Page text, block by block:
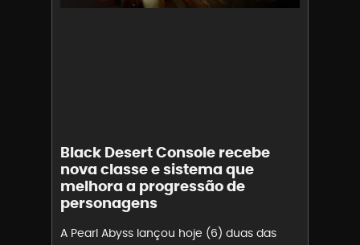
Black Desert Console recebe
nova classe e sistema que
melhora a progressão de
personagens
A Pearl Abyss lançou hoje (6) duas das